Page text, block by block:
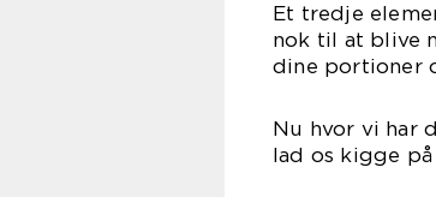
Et tredje
nok til at blive
dine portioner
Nu hvor vi har
lad os kigge